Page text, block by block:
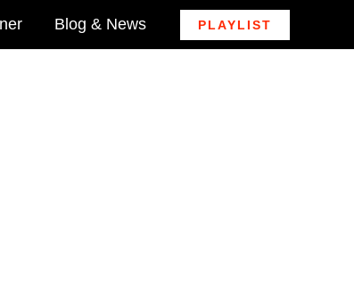
Blog & News PLAYLIST